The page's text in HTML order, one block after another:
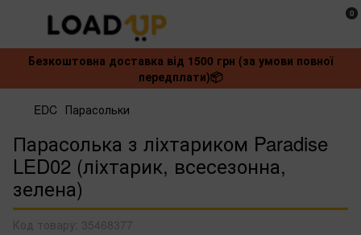
0
Безкоштовна доставка від 1500 грн (за умови повної
передплати)📦
EDC Парасольки
Парасолька з ліхтариком Paradise
LED02 (ліхтарик, всесезонна,
зелена)
Код товару: 35468377